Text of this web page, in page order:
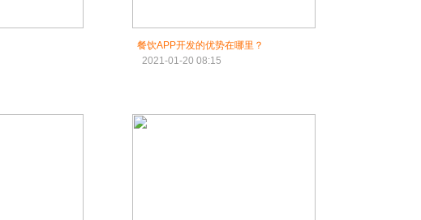
餐饮APP开发的优势在哪里？
2021-01-20 08:15